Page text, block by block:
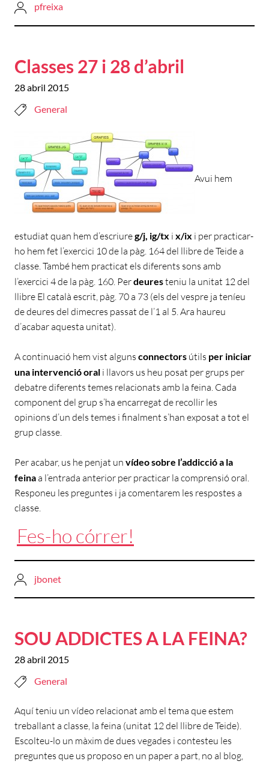
pfreixa
Classes 27 i 28 d’abril
28 abril 2015
General
Avui hem
estudiat quan hem d’escriureg/j, ig/tx i x/ix i per practicar-
ho hem fet l’exercici 10 de la pàg. 164 del llibre de Teide a
classe. També hem practicat els diferents sons amb
l’exercici 4 de la pàg. 160. Perdeuresteniu la unitat 12 del
llibre El català escrit, pàg. 70 a 73 (els del vespre ja teníeu
de deures del dimecres passat de l’1 al 5. Ara haureu
d’acabar aquesta unitat).
A continuació hem vist alguns connectors útils per iniciar
una intervenció oral i llavors us heu posat per grups per
debatre diferents temes relacionats amb la feina. Cada
component del grup s’ha encarregat de recollir les
opinions d’un dels temes i finalment s’han exposat a tot el
grup classe.
Per acabar, us he penjat un vídeo sobre l’addicció a la
feinaa l’entrada anterior per practicar la comprensió oral.
Responeu les preguntes i ja comentarem les respostes a
classe.
Fes-ho córrer!
jbonet
SOU ADDICTES A LA FEINA?
28 abril 2015
General
Aquí teniu un vídeo relacionat amb el tema que estem
treballant a classe, la feina (unitat 12 del llibre de Teide).
Escolteu-lo un màxim de dues vegades i contesteu les
preguntes que us proposo en un paper a part, no al blog,